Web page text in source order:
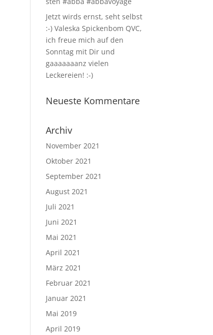
Jetzt wirds ernst, seht selbst
:-) Valeska Spickenbom QVC,
ich freue mich auf den
Sonntag mit Dir und
gaaaaaaanz vielen
Leckereien! :-)
Neueste Kommentare
Archiv
November 2021
Oktober 2021
September 2021
August 2021
Juli 2021
Juni 2021
Mai 2021
April 2021
März 2021
Februar 2021
Januar 2021
Mai 2019
April 2019